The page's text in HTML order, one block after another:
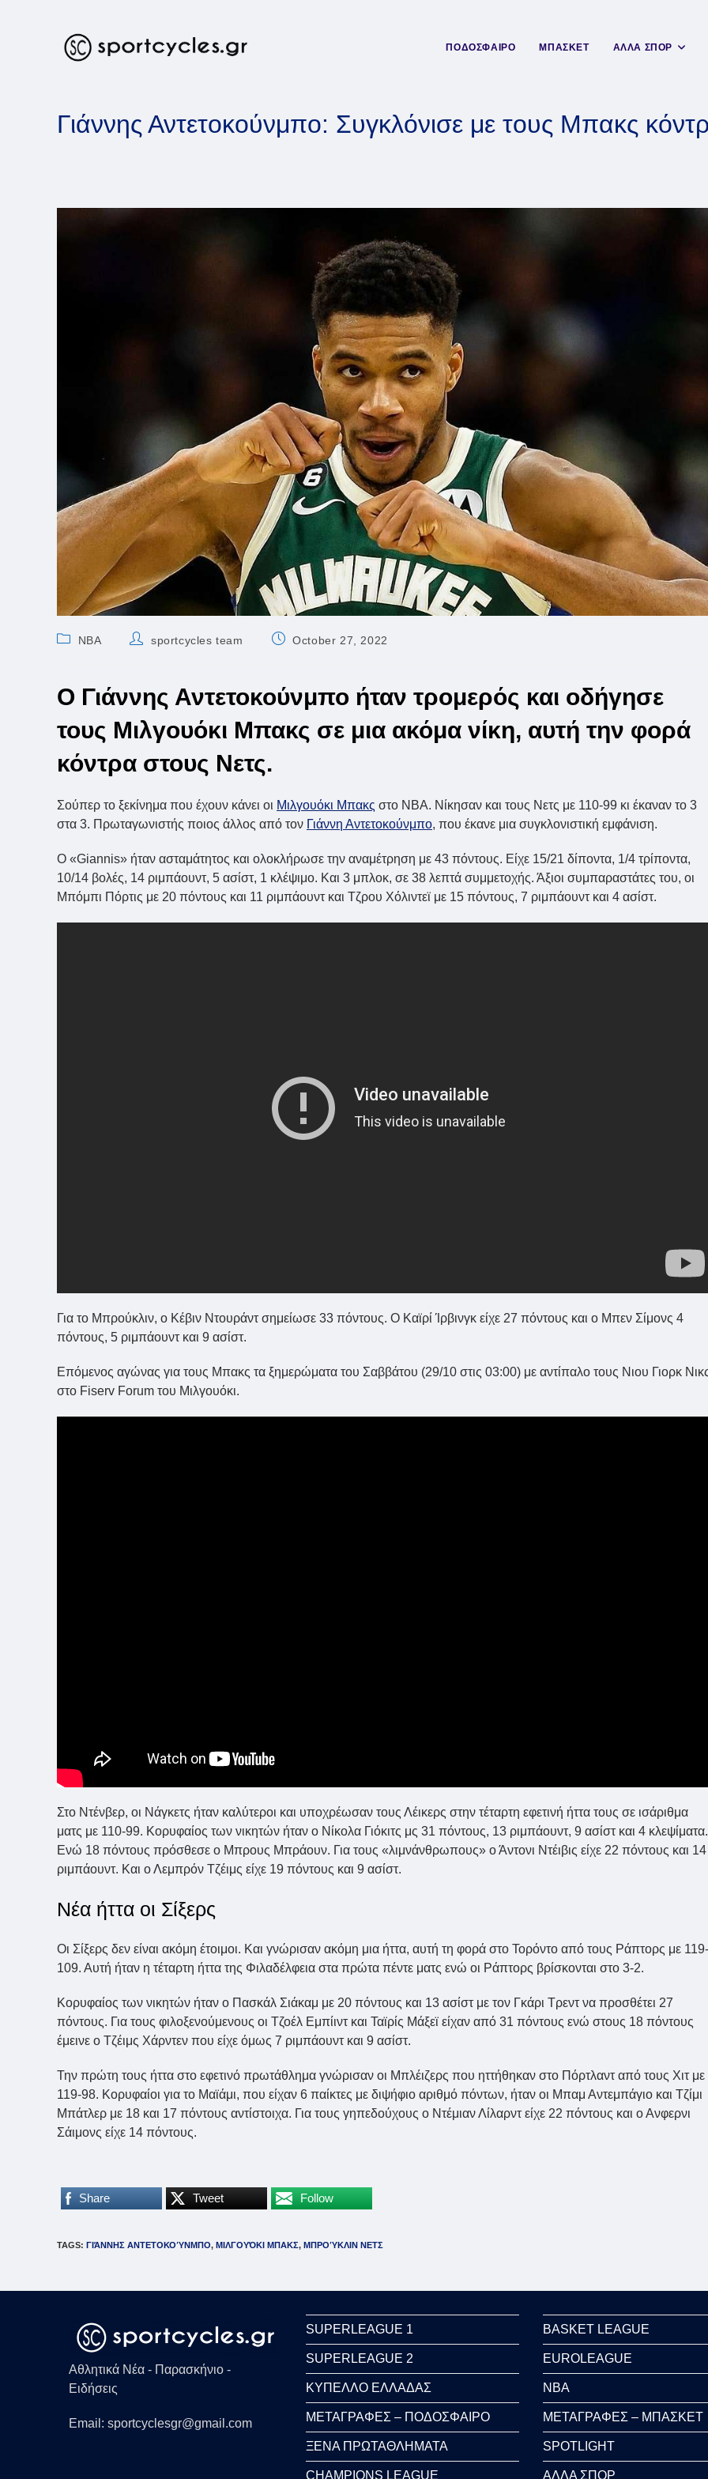
ΠΟΔΟΣΦΑΙΡΟ ΜΠΑΣΚΕΤ ΑΛΛΑ ΣΠΟΡ
Γιάννης Αντετοκούνμπο: Συγκλόνισε με τους Μπακς
PostNBA
Postsportcycles team
PostOctober 27, 2022
O Γιάννης Αντετοκούνμπο ήταν τρομερός και οδήγησε
τους Μιλγουόκι Μπακς σε μια ακόμα νίκη, αυτή την φορά
κόντρα στους Νετς.
Σούπερ το ξεκίνημα που έχουν κάνει οι Μιλγουόκι Μπακς στο NBA. Νίκησαν και τους Νετς με 110-99 κι έκαναν το 3
στα 3. Πρωταγωνιστής ποιος άλλος από τον Γιάννη Αντετοκούνμπο, που έκανε μια συγκλονιστική εμφάνιση.
Ο «Giannis» ήταν ασταμάτητος και ολοκλήρωσε την αναμέτρηση με 43 πόντους. Είχε 15/21 δίποντα, 1/4 τρίποντα,
10/14 βολές, 14 ριμπάουντ, 5 ασίστ, 1 κλέψιμο. Και 3 μπλοκ, σε 38 λεπτά συμμετοχής. Άξιοι συμπαραστάτες του, οι
Μπόμπι Πόρτις με 20 πόντους και 11 ριμπάουντ και Τζρου Χόλιντεϊ με 15 πόντους, 7 ριμπάουντ και 4 ασίστ.
Για το Μπρούκλιν, ο Κέβιν Ντουράντ σημείωσε 33 πόντους. Ο Καϊρί Ίρβινγκ είχε 27 πόντους και ο Μπεν Σίμονς 4
πόντους, 5 ριμπάουντ και 9 ασίστ.
Επόμενος αγώνας για τους Μπακς τα ξημερώματα του Σαββάτου (29/10 στις 03:00) με αντίπαλο τους Νιου Γιορκ
στο Fiserv Forum του Μιλγουόκι.
Στο Ντένβερ, οι Νάγκετς ήταν καλύτεροι και υποχρέωσαν τους Λέικερς στην τέταρτη εφετινή ήττα τους σε ισάριθμα
ματς με 110-99. Κορυφαίος των νικητών ήταν ο Νίκολα Γιόκιτς μς 31 πόντους, 13 ριμπάουντ, 9 ασίστ και 4 κλεψίματα.
Ενώ 18 πόντους πρόσθεσε ο Μπρους Μπράουν. Για τους «λιμνάνθρωπους» ο Άντονι Ντέιβις είχε 22 πόντους και 14
ριμπάουντ. Και ο Λεμπρόν Τζέιμς είχε 19 πόντους και 9 ασίστ.
Νέα ήττα οι Σίξερς
Οι Σίξερς δεν είναι ακόμη έτοιμοι. Και γνώρισαν ακόμη μια ήττα, αυτή τη φορά στο Τορόντο από τους Ράπτορς με 119-
109. Αυτή ήταν η τέταρτη ήττα της Φιλαδέλφεια στα πρώτα πέντε ματς ενώ οι Ράπτορς βρίσκονται στο 3-2.
Κορυφαίος των νικητών ήταν ο Πασκάλ Σιάκαμ με 20 πόντους και 13 ασίστ με τον Γκάρι Τρεντ να προσθέτει 27
πόντους. Για τους φιλοξενούμενους οι Τζοέλ Εμπίιντ και Ταϊρίς Μάξεϊ είχαν από 31 πόντους ενώ στους 18 πόντους
έμεινε ο Τζέιμς Χάρντεν που είχε όμως 7 ριμπάουντ και 9 ασίστ.
Την πρώτη τους ήττα στο εφετινό πρωτάθλημα γνώρισαν οι Μπλέιζερς που ηττήθηκαν στο Πόρτλαντ από τους Χιτ με
119-98. Κορυφαίοι για το Μαϊάμι, που είχαν 6 παίκτες με διψήφιο αριθμό πόντων, ήταν οι Μπαμ Αντεμπάγιο και Τζίμι
Μπάτλερ με 18 και 17 πόντους αντίστοιχα. Για τους γηπεδούχους ο Ντέμιαν Λίλαρντ είχε 22 πόντους και ο Ανφερνι
Σάιμονς είχε 14 πόντους.
Share Tweet Follow
TAGS: ΓΙΆΝΝΗΣ ΑΝΤΕΤΟΚΟΎΝΜΠΟ, ΜΙΛΓΟΥΌΚΙ ΜΠΑΚΣ, ΜΠΡΟΎΚΛΙΝ ΝΕΤΣ
Αθλητικά Νέα - Παρασκήνιο -
Ειδήσεις
Email: sportcyclesgr@gmail.com
SUPERLEAGUE 1
SUPERLEAGUE 2
ΚΥΠΕΛΛΟ ΕΛΛΑΔΑΣ
ΜΕΤΑΓΡΑΦΕΣ – ΠΟΔΟΣΦΑΙΡΟ
ΞΕΝΑ ΠΡΩΤΑΘΛΗΜΑΤΑ
CHAMPIONS LEAGUE
BASKET LEAGUE
EUROLEAGUE
NBA
ΜΕΤΑΓΡΑΦΕΣ – ΜΠΑΣΚΕΤ
SPOTLIGHT
ΑΛΛΑ ΣΠΟΡ